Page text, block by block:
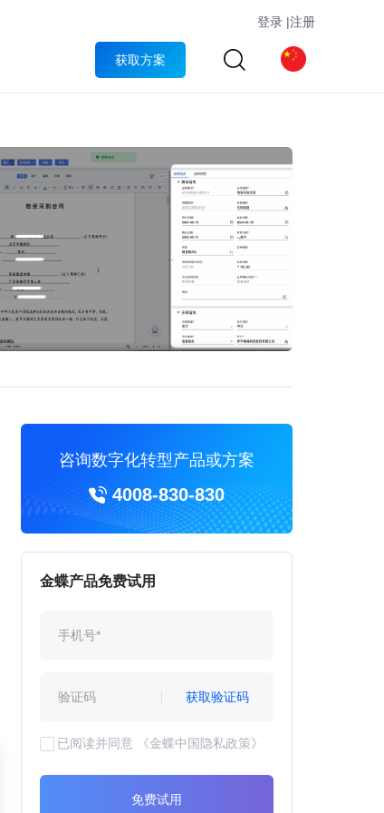
登录 |注册
获取方案
咨询数字化转型产品或方案
4008-830-830
金蝶产品免费试用
获取验证码
已阅读并同意 《金蝶中国隐私政策》
免费试用